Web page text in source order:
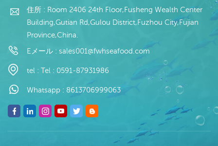
住所 : Room 2406 24th Floor,Fusheng Wealth Center
Building,Gutian Rd,Gulou District,Fuzhou City,Fujian
Province,China.
Eメール : sales001@fwhseafood.com
tel : Tel : 0591-87931986
Whatsapp : 8613706999063